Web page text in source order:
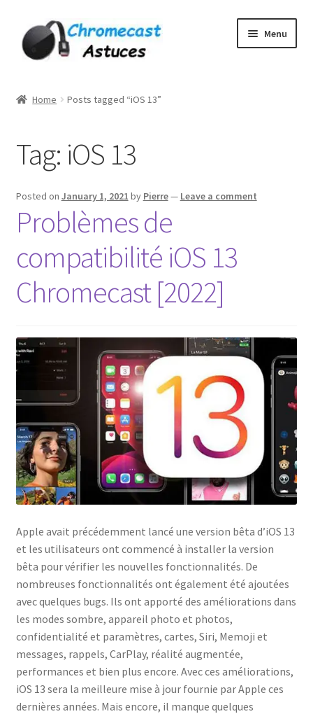
Skip
to
navigation
Skip
to
content
Menu
Cart
Checkout
Contact
Gang Sheet Builder Test
My account
Politique de confidentialité
Politique de confidentialité
Politique des cookies
Shop
Home Posts tagged “iOS 13”
Tag: iOS 13
Posted on January 1, 2021 by Pierre— Leave a comment
Problèmes de
compatibilité iOS 13
Chromecast [2022]
Apple avait précédemment lancé une version bêta d’iOS 13
et les utilisateurs ont commencé à installer la version
bêta pour vérifier les nouvelles fonctionnalités. De
nombreuses fonctionnalités ont également été ajoutées
avec quelques bugs. Ils ont apporté des améliorations dans
les modes sombre, appareil photo et photos,
confidentialité et paramètres, cartes, Siri, Memoji et
messages, rappels, CarPlay, réalité augmentée,
performances et bien plus encore. Avec ces améliorations,
iOS 13 sera la meilleure mise à jour fournie par Apple ces
dernières années. Mais encore, il manque quelques